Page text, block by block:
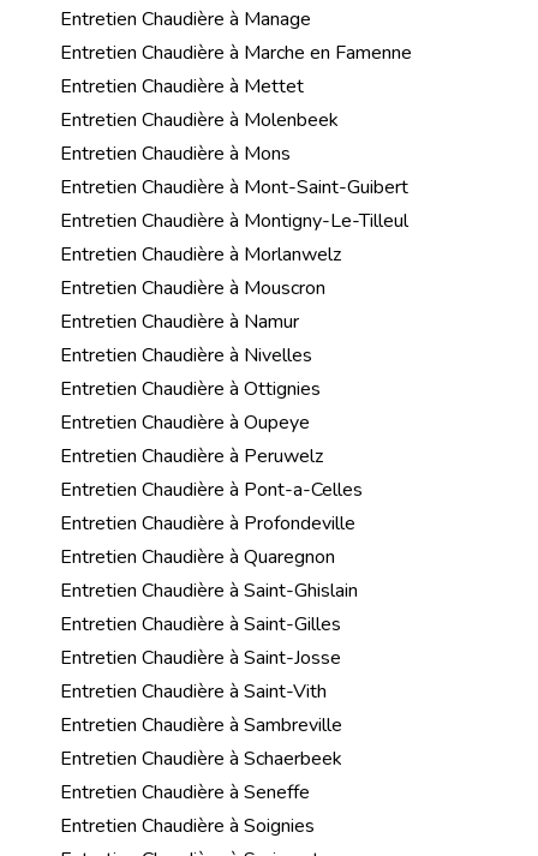
Entretien Chaudière à Manage
Entretien Chaudière à Marche en Famenne
Entretien Chaudière à Mettet
Entretien Chaudière à Molenbeek
Entretien Chaudière à Mons
Entretien Chaudière à Mont-Saint-Guibert
Entretien Chaudière à Montigny-Le-Tilleul
Entretien Chaudière à Morlanwelz
Entretien Chaudière à Mouscron
Entretien Chaudière à Namur
Entretien Chaudière à Nivelles
Entretien Chaudière à Ottignies
Entretien Chaudière à Oupeye
Entretien Chaudière à Peruwelz
Entretien Chaudière à Pont-a-Celles
Entretien Chaudière à Profondeville
Entretien Chaudière à Quaregnon
Entretien Chaudière à Saint-Ghislain
Entretien Chaudière à Saint-Gilles
Entretien Chaudière à Saint-Josse
Entretien Chaudière à Saint-Vith
Entretien Chaudière à Sambreville
Entretien Chaudière à Schaerbeek
Entretien Chaudière à Seneffe
Entretien Chaudière à Soignies